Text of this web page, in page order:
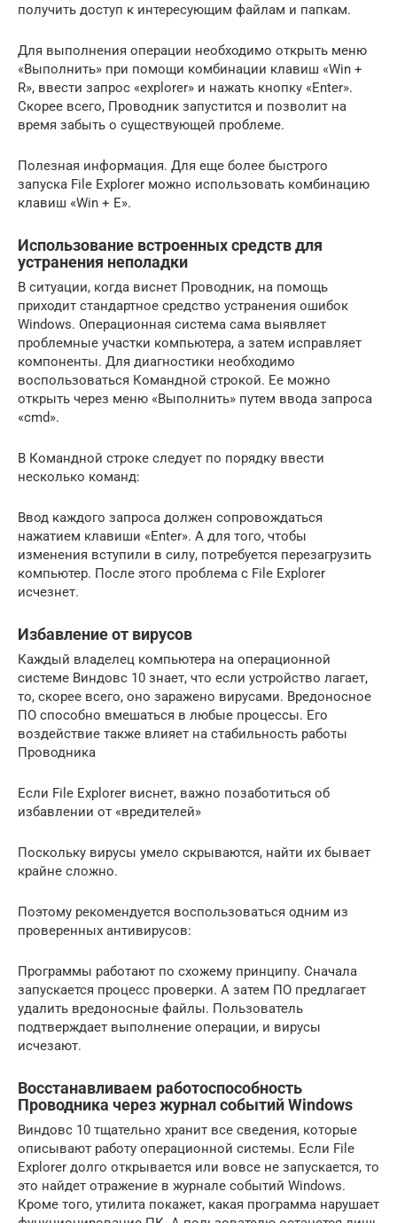
получить доступ к интересующим файлам и папкам.
Для выполнения операции необходимо открыть меню
«Выполнить» при помощи комбинации клавиш «Win +
R», ввести запрос «explorer» и нажать кнопку «Enter».
Скорее всего, Проводник запустится и позволит на
время забыть о существующей проблеме.
Полезная информация. Для еще более быстрого
запуска File Explorer можно использовать комбинацию
клавиш «Win + E».
Использование встроенных средств для
устранения неполадки
В ситуации, когда виснет Проводник, на помощь
приходит стандартное средство устранения ошибок
Windows. Операционная система сама выявляет
проблемные участки компьютера, а затем исправляет
компоненты. Для диагностики необходимо
воспользоваться Командной строкой. Ее можно
открыть через меню «Выполнить» путем ввода запроса
«cmd».
В Командной строке следует по порядку ввести
несколько команд:
Ввод каждого запроса должен сопровождаться
нажатием клавиши «Enter». А для того, чтобы
изменения вступили в силу, потребуется перезагрузить
компьютер. После этого проблема с File Explorer
исчезнет.
Избавление от вирусов
Каждый владелец компьютера на операционной
системе Виндовс 10 знает, что если устройство лагает,
то, скорее всего, оно заражено вирусами. Вредоносное
ПО способно вмешаться в любые процессы. Его
воздействие также влияет на стабильность работы
Проводника
Если File Explorer виснет, важно позаботиться об
избавлении от «вредителей»
Поскольку вирусы умело скрываются, найти их бывает
крайне сложно.
Поэтому рекомендуется воспользоваться одним из
проверенных антивирусов:
Программы работают по схожему принципу. Сначала
запускается процесс проверки. А затем ПО предлагает
удалить вредоносные файлы. Пользователь
подтверждает выполнение операции, и вирусы
исчезают.
Восстанавливаем работоспособность
Проводника через журнал событий Windows
Виндовс 10 тщательно хранит все сведения, которые
описывают работу операционной системы. Если File
Explorer долго открывается или вовсе не запускается, то
это найдет отражение в журнале событий Windows.
Кроме того, утилита покажет, какая программа нарушает